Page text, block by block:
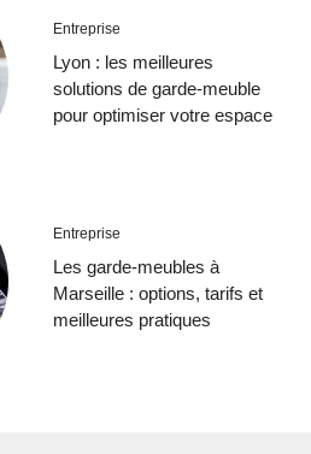
Entreprise
Lyon : les meilleures
solutions de garde-meuble
pour optimiser votre espace
Entreprise
Les garde-meubles à
Marseille : options, tarifs et
meilleures pratiques